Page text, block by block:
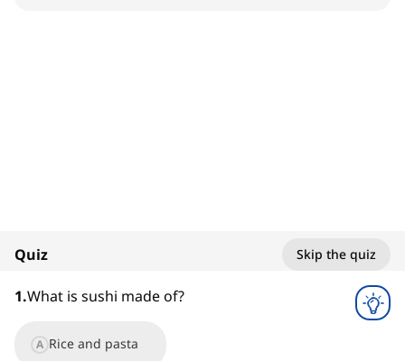
1x
Quiz Skip the quiz
1.What is sushi made of?
A Rice and pasta